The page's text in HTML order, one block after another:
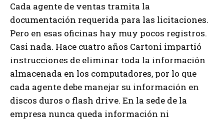
Cada agente de ventas tramita la
documentación requerida para las licitaciones.
Pero en esas oficinas hay muy pocos registros.
Casi nada. Hace cuatro años Cartoni impartió
instrucciones de eliminar toda la información
almacenada en los computadores, por lo que
cada agente debe manejar su información en
discos duros o flash drive. En la sede de la
empresa nunca queda información ni